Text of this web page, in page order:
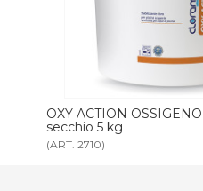
PH SAFE GRANULAR
granulare
(ART. 3703)